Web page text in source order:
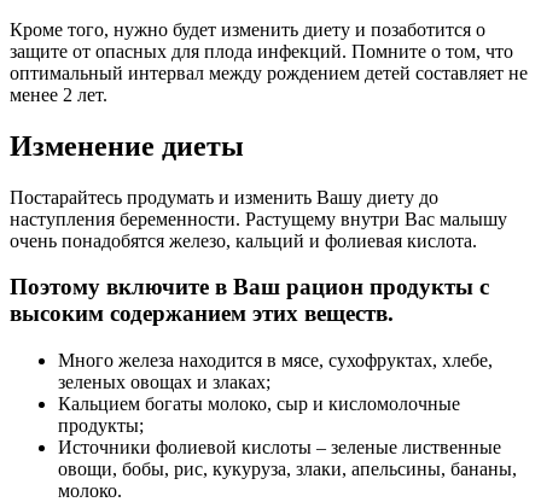
Кроме того, нужно будет изменить диету и позаботится о
защите от опасных для плода инфекций. Помните о том, что
оптимальный интервал между рождением детей составляет не
менее 2 лет.
Изменение диеты
Постарайтесь продумать и изменить Вашу диету до
наступления беременности. Растущему внутри Вас малышу
очень понадобятся железо, кальций и фолиевая кислота.
Поэтому включите в Ваш рацион продукты с
высоким содержанием этих веществ.
Много железа находится в мясе, сухофруктах, хлебе,
зеленых овощах и злаках;
Кальцием богаты молоко, сыр и кисломолочные
продукты;
Источники фолиевой кислоты – зеленые лиственные
овощи, бобы, рис, кукуруза, злаки, апельсины, бананы,
молоко.